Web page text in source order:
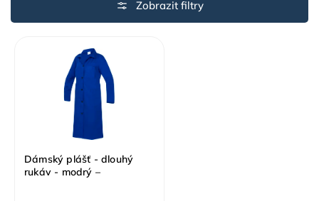
Dámský plášť - dlouhý
rukáv - modrý –